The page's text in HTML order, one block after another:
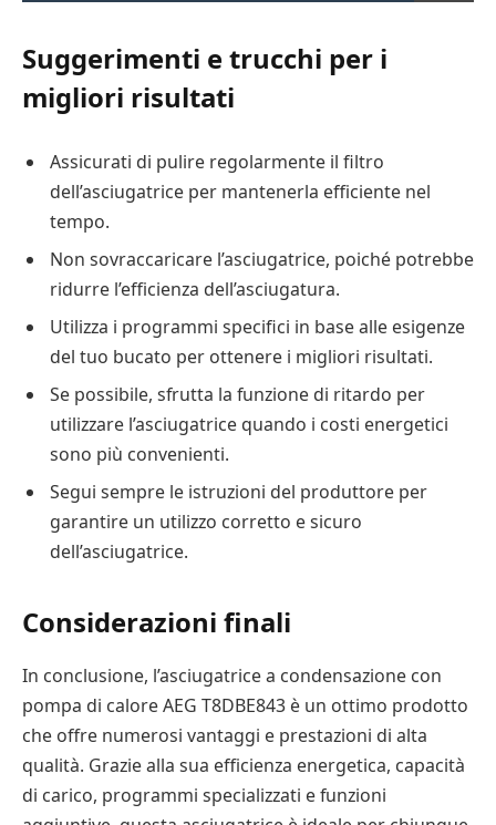
Suggerimenti e trucchi per i
migliori risultati
Assicurati di pulire regolarmente il filtro
dell’asciugatrice per mantenerla efficiente nel
tempo.
Non sovraccaricare l’asciugatrice, poiché potrebbe
ridurre l’efficienza dell’asciugatura.
Utilizza i programmi specifici in base alle esigenze
del tuo bucato per ottenere i migliori risultati.
Se possibile, sfrutta la funzione di ritardo per
utilizzare l’asciugatrice quando i costi energetici
sono più convenienti.
Segui sempre le istruzioni del produttore per
garantire un utilizzo corretto e sicuro
dell’asciugatrice.
Considerazioni finali
In conclusione, l’asciugatrice a condensazione con
pompa di calore AEG T8DBE843 è un ottimo prodotto
che offre numerosi vantaggi e prestazioni di alta
qualità. Grazie alla sua efficienza energetica, capacità
di carico, programmi specializzati e funzioni